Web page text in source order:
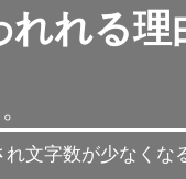
れれる理
文字数が少なくな